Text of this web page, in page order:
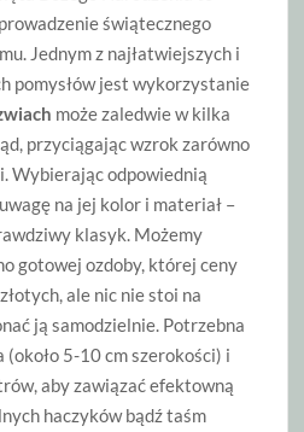
świątecznego
Jednym z najłatwiejszych i
pomysłów jest wykorzystanie
może zaledwie w kilka
przyciągając wzrok zarówno
Wybierając odpowiednią
na jej kolor i materiał –
klasyk. Możemy
gotowej ozdoby, której ceny
ale nic nie stoi na
ją samodzielnie. Potrzebna
5-10 cm szerokości) i
aby zawiązać efektowną
haczyków bądź taśm